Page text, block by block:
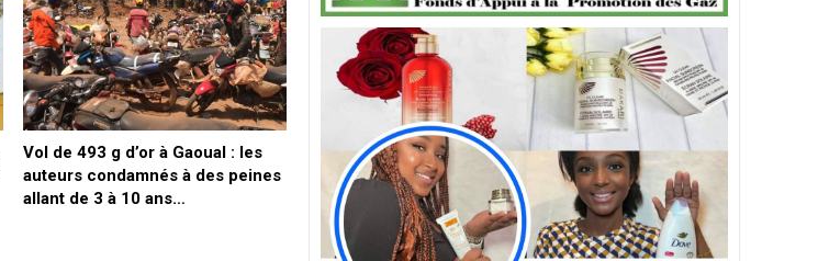
Vol de 493 g d’or à Gaoual : les
auteurs condamnés à des peines
allant de 3 à 10 ans…